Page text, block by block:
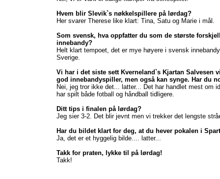
Hvem blir Slevik`s nøkkelspillere på lørdag?
Her svarer Therese like klart: Tina, Satu og Marie i mål.
Som svensk, hva oppfatter du som de største
innebandy?
Helt klart tempoet, det er mye høyere i svensk
Sverige.
Vi har i det siste sett Kverneland`s Kjartan Salvesen
god innebandyspiller, men også kan synge. Har du
Nei, jeg tror ikke det... latter... Det har handlet mest om
har spilt både fotball og håndball tidligere.
Ditt tips i finalen på lørdag?
Jeg sier 3-2. Det blir jevnt men vi trekker det lengste
Har du bildet klart for deg, at du hever pokalen i
Ja, det er et hyggelig bilde.... latter...
Takk for praten, lykke til på lørdag!
Takk!